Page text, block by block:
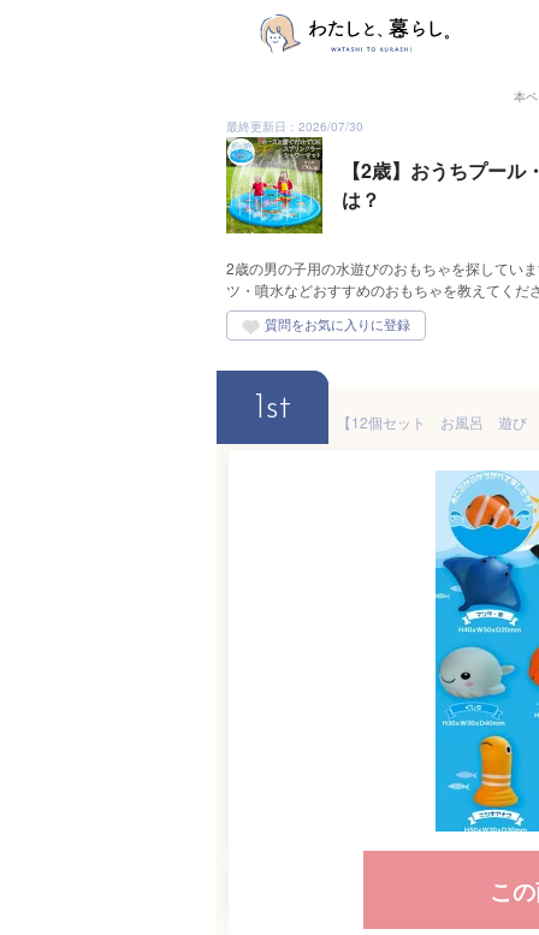
本
最終更新日：2026/07/30
【2歳】おうちプー
は？
2歳の男の子用の水遊びのおもちゃを探してい
ツ・噴水などおすすめのおもちゃを教えてく
1st
こ